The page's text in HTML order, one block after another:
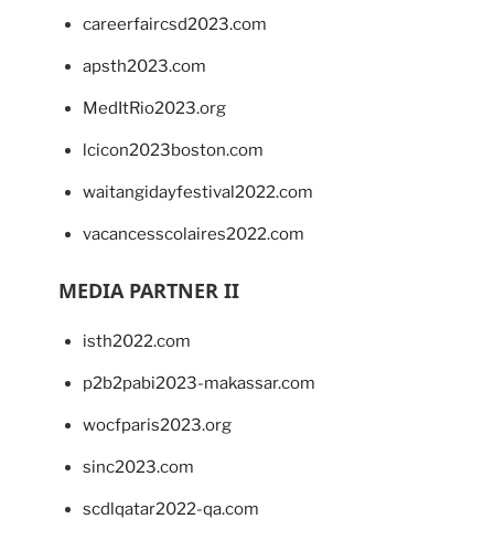
careerfaircsd2023.com
apsth2023.com
MedItRio2023.org
lcicon2023boston.com
waitangidayfestival2022.com
vacancesscolaires2022.com
MEDIA PARTNER II
isth2022.com
p2b2pabi2023-makassar.com
wocfparis2023.org
sinc2023.com
scdlqatar2022-qa.com